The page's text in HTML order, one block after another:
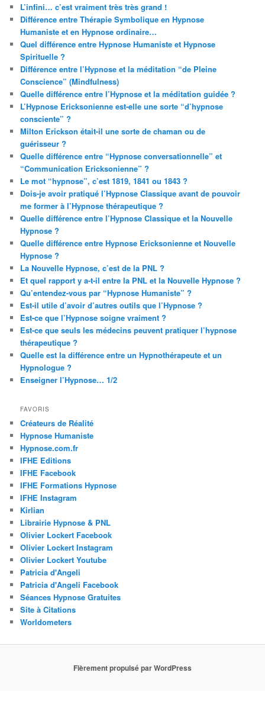
L’infini… c’est vraiment très très grand !
Différence entre Thérapie Symbolique en Hypnose
Humaniste et en Hypnose ordinaire…
Quel différence entre Hypnose Humaniste et Hypnose
Spirituelle ?
Différence entre l’Hypnose et la méditation “de Pleine
Conscience” (Mindfulness)
Quelle différence entre l’Hypnose et la méditation guidée ?
L’Hypnose Ericksonienne est-elle une sorte “d’hypnose
consciente” ?
Milton Erickson était-il une sorte de chaman ou de
guérisseur ?
Quelle différence entre “Hypnose conversationnelle” et
“Communication Ericksonienne” ?
Le mot “hypnose”, c’est 1819, 1841 ou 1843 ?
Dois-je avoir pratiqué l’Hypnose Classique avant de pouvoir
me former à l’Hypnose thérapeutique ?
Quelle différence entre l’Hypnose Classique et la Nouvelle
Hypnose ?
Quelle différence entre Hypnose Ericksonienne et Nouvelle
Hypnose ?
La Nouvelle Hypnose, c’est de la PNL ?
Et quel rapport y a-t-il entre la PNL et la Nouvelle Hypnose ?
Qu’entendez-vous par “Hypnose Humaniste” ?
Est-il utile d’avoir d’autres outils que l’Hypnose ?
Est-ce que l’Hypnose soigne vraiment ?
Est-ce que seuls les médecins peuvent pratiquer l’hypnose
thérapeutique ?
Quelle est la différence entre un Hypnothérapeute et un
Hypnologue ?
Enseigner l’Hypnose… 1/2
FAVORIS
Créateurs de Réalité
Hypnose Humaniste
Hypnose.com.fr
IFHE Editions
IFHE Facebook
IFHE Formations Hypnose
IFHE Instagram
Kirlian
Librairie Hypnose & PNL
Olivier Lockert Facebook
Olivier Lockert Instagram
Olivier Lockert Youtube
Patricia d'Angeli
Patricia d'Angeli Facebook
Séances Hypnose Gratuites
Site à Citations
Worldometers
Fièrement propulsé par WordPress